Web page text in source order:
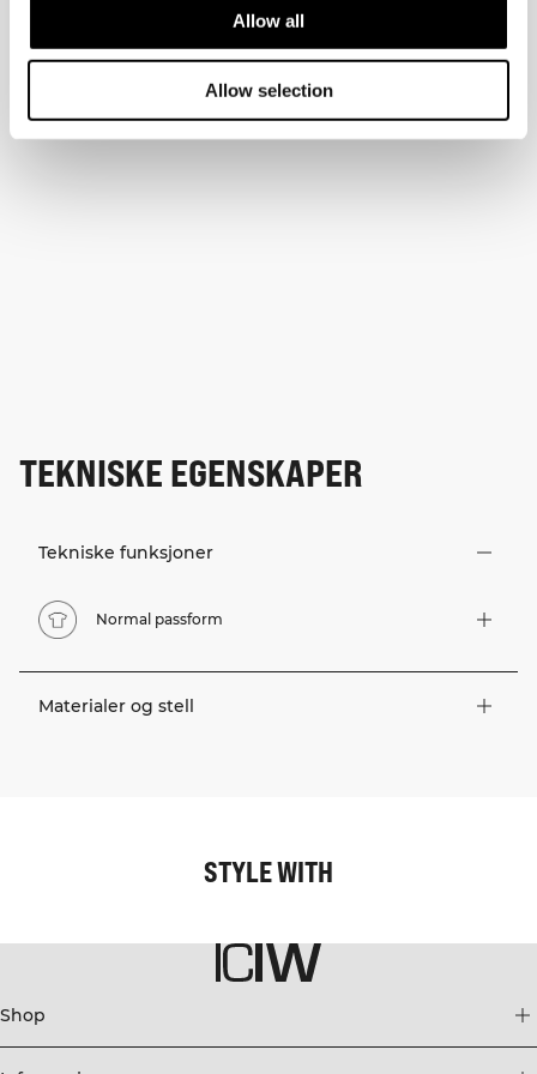
Allow all
Allow selection
TEKNISKE EGENSKAPER
Tekniske funksjoner
Normal passform
Materialer og stell
STYLE WITH
Shop